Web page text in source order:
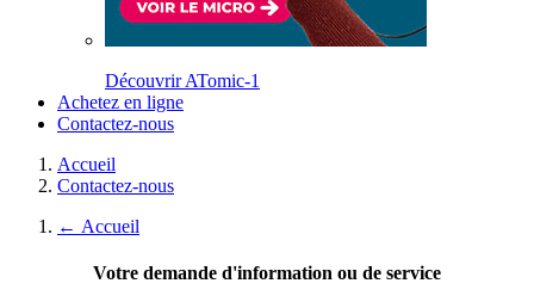
Découvrir ATomic-1
Achetez en ligne
Contactez-nous
Accueil
Contactez-nous
← Accueil
Votre demande d'information ou de service